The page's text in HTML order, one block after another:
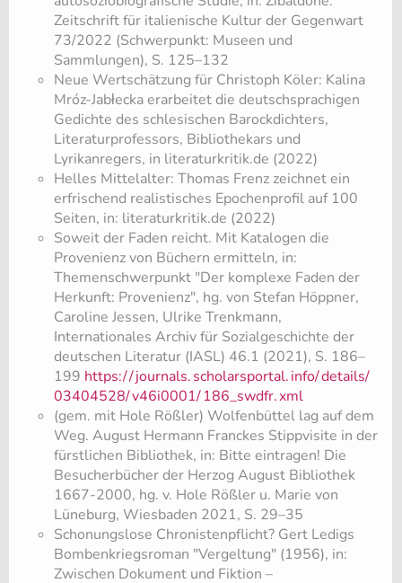
Zeitschrift für italienische Kultur der Gegenwart
73/2022 (Schwerpunkt: Museen und
Sammlungen), S. 125–132
Neue Wertschätzung für Christoph Köler: Kalina
Mróz-Jabłecka erarbeitet die deutschsprachigen
Gedichte des schlesischen Barockdichters,
Literaturprofessors, Bibliothekars und
Lyrikanregers, in literaturkritik.de (2022)
Helles Mittelalter: Thomas Frenz zeichnet ein
erfrischend realistisches Epochenprofil auf 100
Seiten, in: literaturkritik.de (2022)
Soweit der Faden reicht. Mit Katalogen die
Provenienz von Büchern ermitteln, in:
Themenschwerpunkt "Der komplexe Faden der
Herkunft: Provenienz", hg. von Stefan Höppner,
Caroline Jessen, Ulrike Trenkmann,
Internationales Archiv für Sozialgeschichte der
deutschen Literatur (IASL) 46.1 (2021), S. 186–
199 https://journals.scholarsportal.info/details/
03404528/v46i0001/186_swdfr.xml
(gem. mit Hole Rößler) Wolfenbüttel lag auf dem
Weg. August Hermann Franckes Stippvisite in der
fürstlichen Bibliothek, in: Bitte eintragen! Die
Besucherbücher der Herzog August Bibliothek
1667-2000, hg. v. Hole Rößler u. Marie von
Lüneburg, Wiesbaden 2021, S. 29–35
Schonungslose Chronistenpflicht? Gert Ledigs
Bombenkriegsroman "Vergeltung" (1956), in:
Zwischen Dokument und Fiktion –